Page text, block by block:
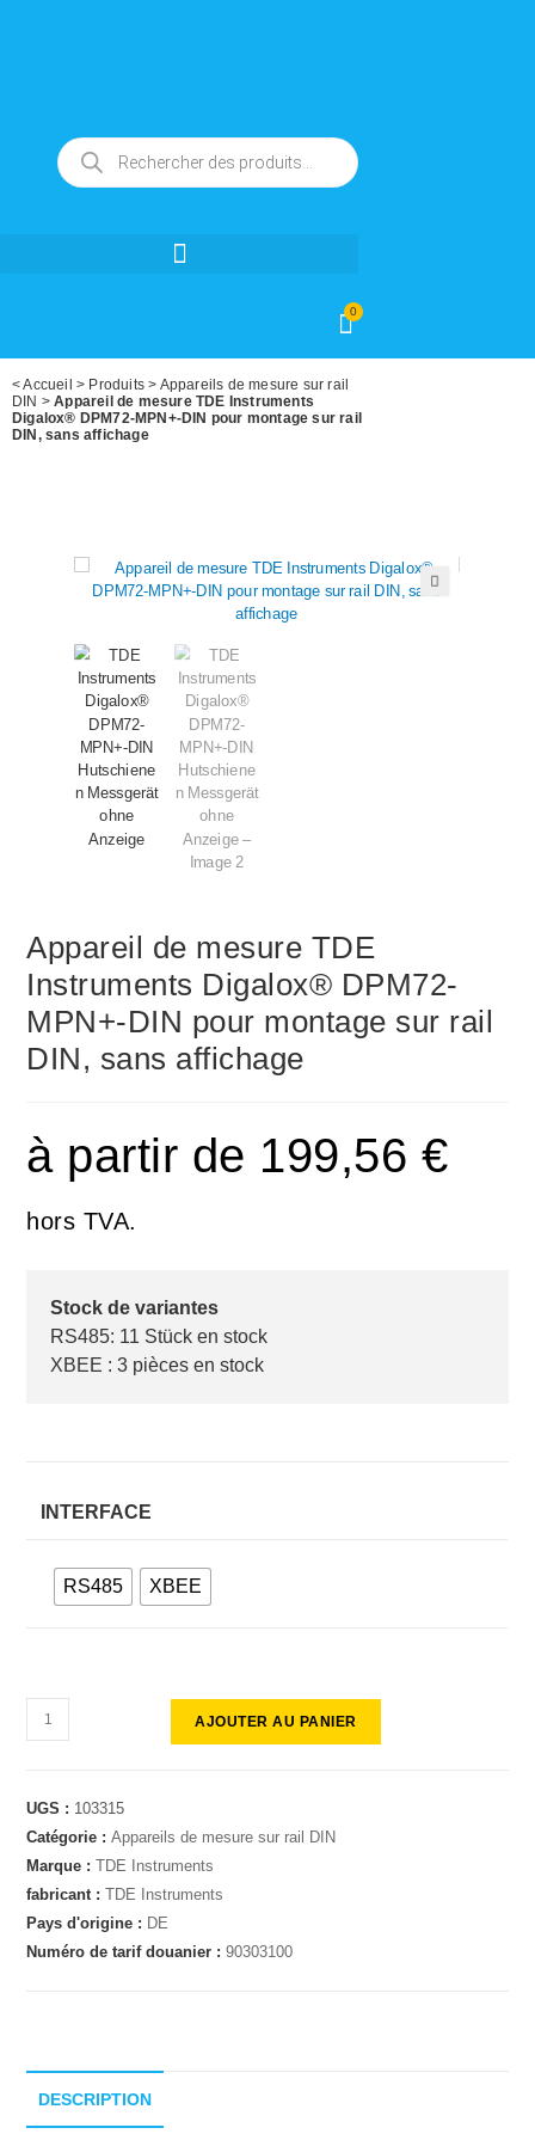
0
<Accueil > Produits > Appareils de mesure sur rail
DIN >Appareil de mesure TDE Instruments
Digalox® DPM72-MPN+-DIN pour montage sur rail
DIN, sans affichage
Appareil de mesure TDE
Instruments Digalox® DPM72-
MPN+-DIN pour montage sur rail
DIN, sans affichage
à partir de 199,56 €
hors TVA.
Stock de variantes
RS485: 11 Stück en stock
XBEE : 3 pièces en stock
INTERFACE
RS485 XBEE
AJOUTER AU PANIER
UGS : 103315
Catégorie :Appareils de mesure sur rail DIN
Marque :TDE Instruments
fabricant :TDE Instruments
Pays d'origine : DE
Numéro de tarif douanier :90303100
DESCRIPTION